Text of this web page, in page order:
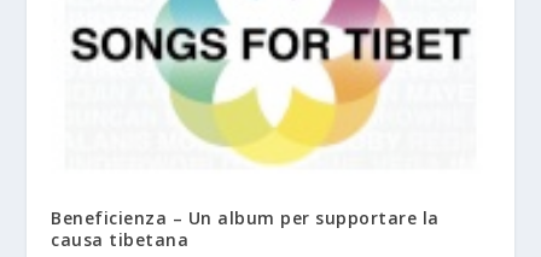
Beneficienza – Un album per supportare la
causa tibetana